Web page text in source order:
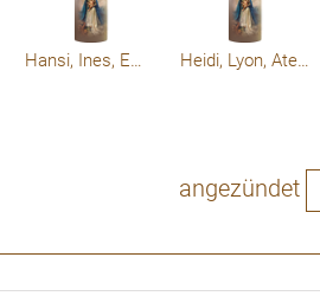
Hansi, Ines, Emma, Frida, OJ Heidi, Lyon, Atena und Andi
angezündet